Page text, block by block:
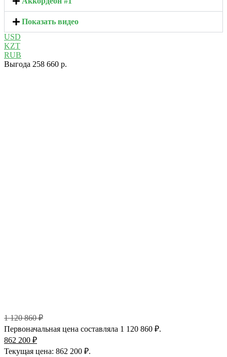
Показать видео
USD
KZT
RUB
Выгода 258 660 р.
1 120 860₽
Первоначальная цена составляла 1 120 860 ₽.
862 200 ₽
Текущая цена: 862 200 ₽.